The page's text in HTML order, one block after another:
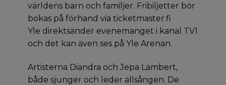
världens barn och familjer. Fribiljetter bör
bokas på förhand via ticketmaster.fi
Yle direktsänder evenemanget i kanal TV1
och det kan även ses på Yle Arenan.
Artisterna Diandra och Jepa Lambert,
både sjunger och leder allsången. De